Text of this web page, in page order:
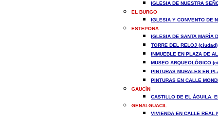
IGLESIA DE NUESTRA
EL BURGO
IGLESIA Y CONVENTO DE
ESTEPONA
IGLESIA DE SANTA MARÍA
TORRE DEL RELOJ (ciudad)
INMUEBLE EN PLAZA DE
MUSEO ARQUEOLÓGICO
PINTURAS MURALES EN
PINTURAS EN CALLE
GAUCÍN
CASTILLO DE EL ÁGUILA.
GENALGUACIL
VIVIENDA EN CALLE REAL